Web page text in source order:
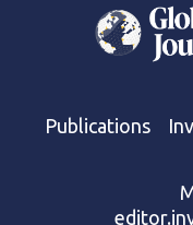
Publications